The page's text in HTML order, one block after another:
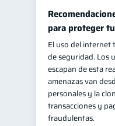
Inclusión
Bienestar
Salud
Organización
Entidad
Préstamos 8
para proteger
El uso del internet
de seguridad. Los
escapan de esta
amenazas van
personales y la
transacciones y
fraudulentas.